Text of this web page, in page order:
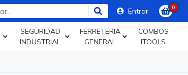
Entrar 0
SEGURIDAD
INDUSTRIAL
FERRETERIA
GENERAL
COMBOS
ITOOLS